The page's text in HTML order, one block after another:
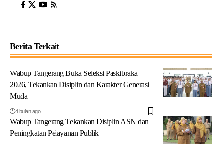
Berita Terkait
Wabup Tangerang Buka Seleksi Paskibraka
2026, Tekankan Disiplin dan Karakter Generasi
Muda
4 bulan ago
Wabup Tangerang Tekankan Disiplin ASN dan
Peningkatan Pelayanan Publik